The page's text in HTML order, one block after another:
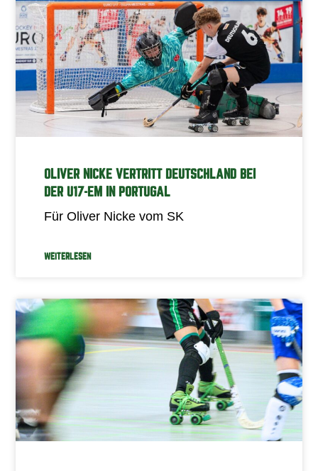
OLIVER NICKE VERTRITT DEUTSCHLAND BEI
DER U17-EM IN PORTUGAL
Für Oliver Nicke vom SK
WEITERLESEN